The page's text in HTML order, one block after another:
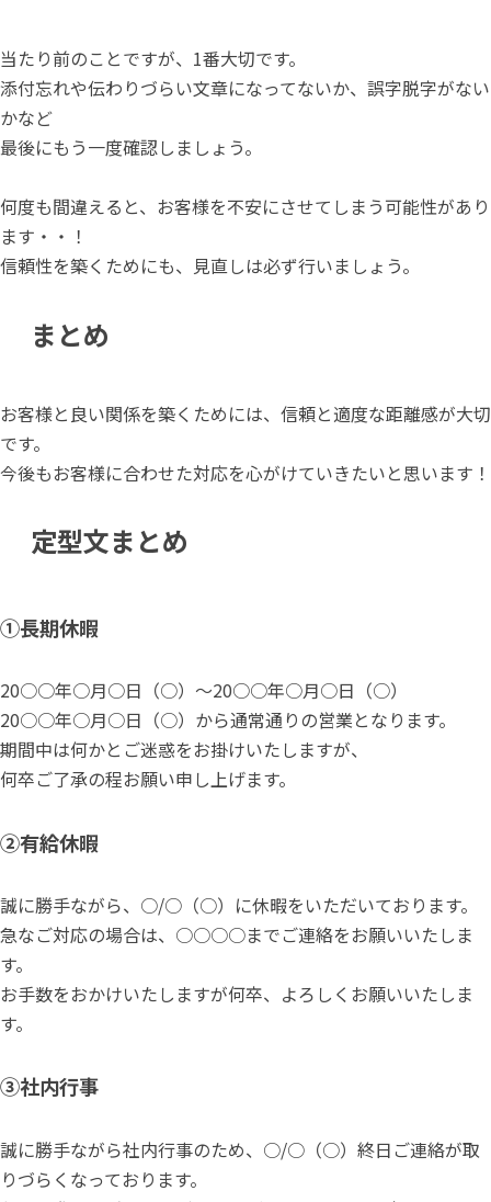
当たり前のことですが、1番大切です。
添付忘れや伝わりづらい文章になってないか、誤字脱字がない
かなど
最後にもう一度確認しましょう。
何度も間違えると、お客様を不安にさせてしまう可能性があり
ます・・！
信頼性を築くためにも、見直しは必ず行いましょう。
まとめ
お客様と良い関係を築くためには、信頼と適度な距離感が大切
です。
今後もお客様に合わせた対応を心がけていきたいと思います！
定型文まとめ
①長期休暇
20○○年○月○日（○）～20○○年○月○日（○）
20○○年○月○日（○）から通常通りの営業となります。
期間中は何かとご迷惑をお掛けいたしますが、
何卒ご了承の程お願い申し上げます。
②有給休暇
誠に勝手ながら、○/○（○）に休暇をいただいております。
急なご対応の場合は、○○○○までご連絡をお願いいたしま
す。
お手数をおかけいたしますが何卒、よろしくお願いいたしま
す。
③社内行事
誠に勝手ながら社内行事のため、○/○（○）終日ご連絡が取
りづらくなっております。